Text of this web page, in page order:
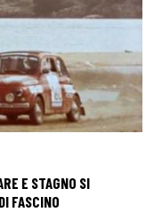
E STAGNO SI
FASCINO